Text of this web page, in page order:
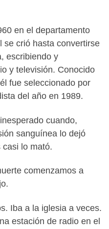
en el departamento
se crió hasta convertirse
escribiendo y
y televisión. Conocido
fue seleccionado por
del año en 1989.
cuando,
sanguínea lo dejó
lo mató.
comenzamos a
Iba a la iglesia a veces.
estación de radio en el